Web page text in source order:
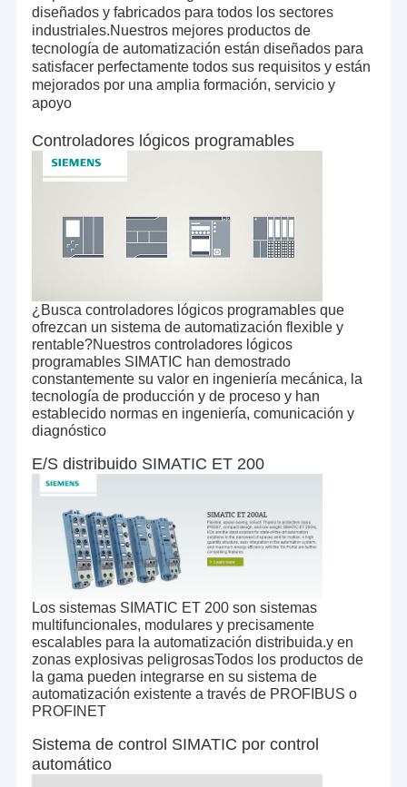
Visita a la fábrica
Control de Calidad
Contacto
Solicitar una cotización
¡El logotipo de Siemens!
Se trata de un sistema de control de velocidad.
Se trata de una serie de medidas de seguridad.
SIEMENS SIMATIC S7-1200
Se trata de un producto de fabricación de la Unión Europea.
SIEMENS SIMATIC S7-1500
Siemens Simatic HMI
Se trata de un proyecto de investigación.
Se trata de un sistema de control de las emisiones.
Se trata de un proyecto de investigación.
Las condiciones de los productos:
El motor de Siemens
PLC de automatización Delta
Inversores de automatización Delta
diseñados y fabricados para todos los sectores
industriales.Nuestros mejores productos de
tecnología de automatización están diseñados para
satisfacer perfectamente todos sus requisitos y están
mejorados por una amplia formación, servicio y
apoyo
Controladores lógicos programables
¿Busca controladores lógicos programables que
ofrezcan un sistema de automatización flexible y
rentable?Nuestros controladores lógicos
programables SIMATIC han demostrado
constantemente su valor en ingeniería mecánica, la
tecnología de producción y de proceso y han
establecido normas en ingeniería, comunicación y
diagnóstico
E/S distribuido SIMATIC ET 200
Los sistemas SIMATIC ET 200 son sistemas
multifuncionales, modulares y precisamente
escalables para la automatización distribuida.y en
zonas explosivas peligrosasTodos los productos de
la gama pueden integrarse en su sistema de
automatización existente a través de PROFIBUS o
PROFINET
Sistema de control SIMATIC por control
automático
PLC Hardware Mallofrecer una amplia gama de equipos
nuevos a precios muy competitivos.
Ofrecemos una amplia gama de artículos nuevos de los
principales fabricantes de automatización industrial.Los
nuevos artículos se envían generalmente dentro de las 24
horas posteriores a la recepción del pago..
Nos enorgullecemos de poder entregar cualquier cosa, en
cualquier lugar y en cualquier momento.
Con nuestro profundo conocimiento de la industria,
averiguamos cuándo las piezas se volverán obsoletas y a
menudo ponemos estos artículos en stock, para que
PLC Hardware Mallpuede encontrar cualquier artículo
que pueda necesitar, incluyendo piezas nuevas,
renovadas e incluso obsoletas.
Si un nuevo artículo ya no está disponible para su compra
en el fabricante de equipos originales,es posible que
todavía podamos obtener un nuevo artículo de nuestra
extensa red mundial de proveedores o podemos